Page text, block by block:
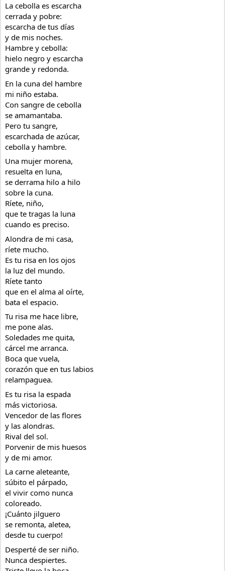
La cebolla es escarcha
cerrada y pobre:
escarcha de tus días
y de mis noches.
Hambre y cebolla:
hielo negro y escarcha
grande y redonda.
En la cuna del hambre
mi niño estaba.
Con sangre de cebolla
se amamantaba.
Pero tu sangre,
escarchada de azúcar,
cebolla y hambre.
Una mujer morena,
resuelta en luna,
se derrama hilo a hilo
sobre la cuna.
Ríete, niño,
que te tragas la luna
cuando es preciso.
Alondra de mi casa,
ríete mucho.
Es tu risa en los ojos
la luz del mundo.
Ríete tanto
que en el alma al oírte,
bata el espacio.
Tu risa me hace libre,
me pone alas.
Soledades me quita,
cárcel me arranca.
Boca que vuela,
corazón que en tus labios
relampaguea.
Es tu risa la espada
más victoriosa.
Vencedor de las flores
y las alondras.
Rival del sol.
Porvenir de mis huesos
y de mi amor.
La carne aleteante,
súbito el párpado,
el vivir como nunca
coloreado.
¡Cuánto jilguero
se remonta, aletea,
desde tu cuerpo!
Desperté de ser niño.
Nunca despiertes.